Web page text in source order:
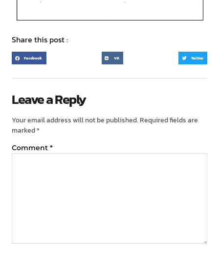
Share this post :
Facebook VK Twitter
Leave a Reply
Your email address will not be published. Required fields are
marked*
Comment *